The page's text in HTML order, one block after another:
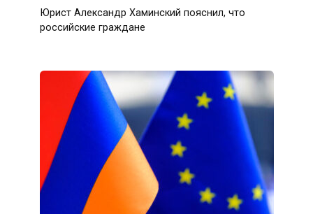
Юрист Александр Хаминский пояснил, что
российские граждане